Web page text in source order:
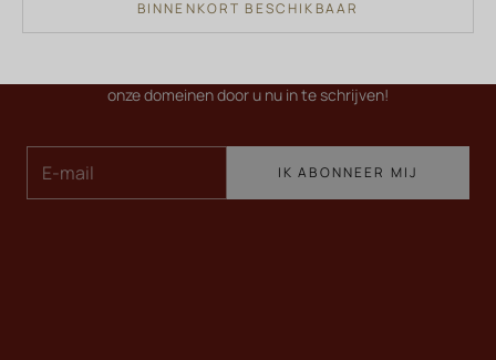
BINNENKORT BESCHIKBAAR
Newsletter
onze domeinen door u nu in te schrijven!
IK ABONNEER MIJ